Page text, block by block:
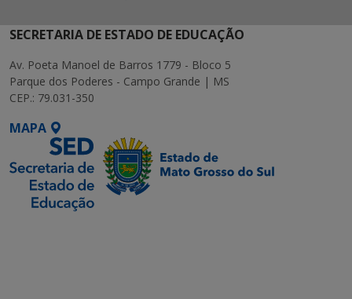
SECRETARIA DE ESTADO DE EDUCAÇÃO
Av. Poeta Manoel de Barros 1779 - Bloco 5
Parque dos Poderes - Campo Grande | MS
CEP.: 79.031-350
MAPA